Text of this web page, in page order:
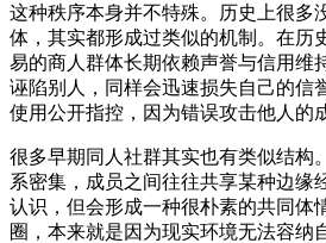
这种秩序本身并不特殊。历史上很多
体，其实都形成过类似的机制。在历
易的商人群体长期依赖声誉与信用维
诬陷别人，同样会迅速损失自己的信
使用公开指控，因为错误攻击他人的
很多早期同人社群其实也有类似结构
系密集，成员之间往往共享某种边缘
认识，但会形成一种很朴素的共同体
圈，本来就是因为现实环境无法容纳